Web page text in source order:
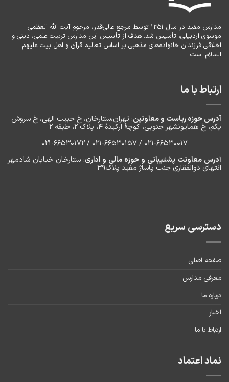
مدارس مفید در سال ۱۳۵۱ توسط مرجع عالی‌قدر، مرحوم آیت الله العظمی
موسوی اردبیلی، تأسیس شد. هدف از تأسیس این مدارس تربیت علمی، دینی و
اخلاقی فرزندان خانواده‌های مذهبی بر اساس تعالیم قرآن و اهل بیت علیهم
السلام است.
ارتباط با ما
آدرس حوزه ریاست و معاونین: تهران،ستارخان، خ حبیب الهی، خ سروش
یکم، خ‌ همایونشهر جنوبی، کوچۀ ارکیدۀ ۴، پلاک ۲، طبقه ۲
۰۲۱-66530017 / 021-66530157 / 021-66530172
آدرس معاونت پشتیبانی و حوزه مالی و اداری: ستارخان خیابان شادمهر
انتهای ذوالفقاری جنب پاساژ مفید پلاک۳۹
دسترسی سریع
صفحه اصلی
معرفی مدارس
درباره ما
اخبار
ارتباط با ما
نماد اعتماد